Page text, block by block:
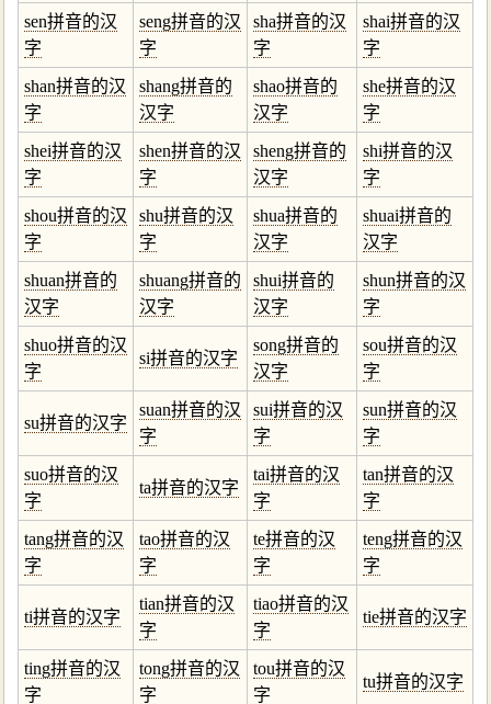
sen拼音的汉
字
seng拼音的汉
字
sha拼音的汉
字
shai拼音的汉
字
shan拼音的汉
字
shang拼音的
汉字
shao拼音的
汉字
she拼音的汉
字
shei拼音的汉
字
shen拼音的汉
字
sheng拼音的
汉字
shi拼音的汉
字
shou拼音的汉
字
shu拼音的汉
字
shua拼音的
汉字
shuai拼音的
汉字
shuan拼音的
汉字
shuang拼音的
汉字
shui拼音的
汉字
shun拼音的汉
字
shuo拼音的汉
字
si拼音的汉字
song拼音的
汉字
sou拼音的汉
字
su拼音的汉字
suan拼音的汉
字
sui拼音的汉
字
sun拼音的汉
字
suo拼音的汉
字
ta拼音的汉字
tai拼音的汉
字
tan拼音的汉
字
tang拼音的汉
字
tao拼音的汉
字
te拼音的汉
字
teng拼音的汉
字
ti拼音的汉字
tian拼音的汉
字
tiao拼音的汉
字
tie拼音的汉字
ting拼音的汉
字
tong拼音的汉
字
tou拼音的汉
字
tu拼音的汉字